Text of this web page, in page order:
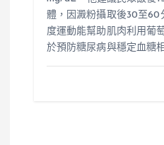
體，因澱粉攝取後30至60
度運動能幫助肌肉利用葡
於預防糖尿病與穩定血糖